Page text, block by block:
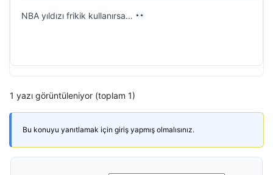
NBA yıldızı frikik kullanırsa…
1 yazı görüntüleniyor (toplam 1)
Bu konuyu yanıtlamak için giriş yapmış olmalısınız.